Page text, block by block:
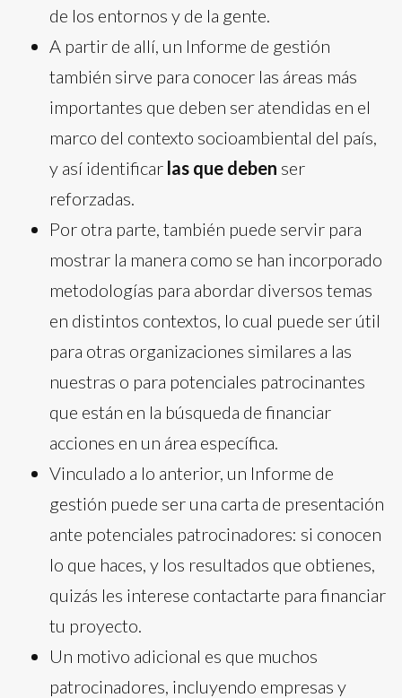
de los entornos y de la gente.
A partir de allí, un Informe de gestión
también sirve para conocer las áreas más
importantes que deben ser atendidas en el
marco del contexto socioambiental del país,
y así identificar las que deben ser
reforzadas.
Por otra parte, también puede servir para
mostrar la manera como se han incorporado
metodologías para abordar diversos temas
en distintos contextos, lo cual puede ser útil
para otras organizaciones similares a las
nuestras o para potenciales patrocinantes
que están en la búsqueda de financiar
acciones en un área específica.
Vinculado a lo anterior, un Informe de
gestión puede ser una carta de presentación
ante potenciales patrocinadores: si conocen
lo que haces, y los resultados que obtienes,
quizás les interese contactarte para financiar
tu proyecto.
Un motivo adicional es que muchos
patrocinadores, incluyendo empresas y